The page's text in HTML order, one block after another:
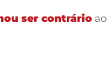
ser contrário ao